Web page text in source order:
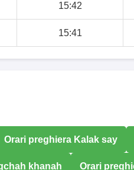
15:42
15:41
Orari preghiera Kalak say
khanah Orari